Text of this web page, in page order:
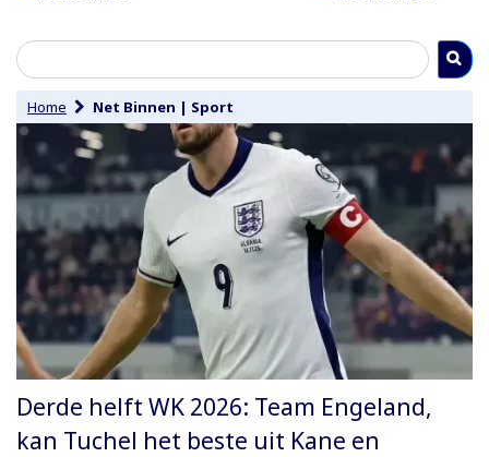
Home Net Binnen | Sport
Derde helft WK 2026: Team Engeland,
kan Tuchel het beste uit Kane en